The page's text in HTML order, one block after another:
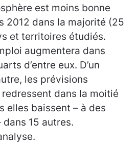
est moins bonne
2012 dans la majorité (25
et territoires étudiés.
augmentera dans
d’entre eux. D’un
les prévisions
redressent dans la moitié
elles baissent – à des
15 autres.